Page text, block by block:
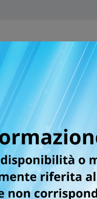
SFOGLIA ONLINE